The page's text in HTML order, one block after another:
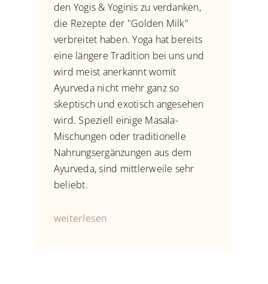
den Yogis & Yoginis zu verdanken,
die Rezepte der "Golden Milk"
verbreitet haben. Yoga hat bereits
eine längere Tradition bei uns und
wird meist anerkannt womit
Ayurveda nicht mehr ganz so
skeptisch und exotisch angesehen
wird. Speziell einige Masala-
Mischungen oder traditionelle
Nahrungsergänzungen aus dem
Ayurveda, sind mittlerweile sehr
beliebt.
weiterlesen